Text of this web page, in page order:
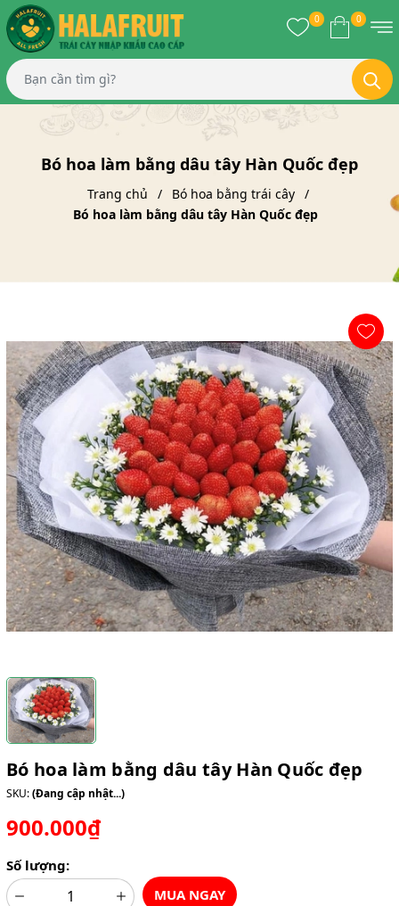
0 0
Bó hoa làm bằng dâu tây Hàn Quốc đẹp
Trang chủ
Bó hoa bằng trái cây
Bó hoa làm bằng dâu tây Hàn Quốc đẹp
Bó hoa làm bằng dâu tây Hàn Quốc đẹp
SKU:(Đang cập nhật...)
900.000₫
Số lượng:
MUA NGAY